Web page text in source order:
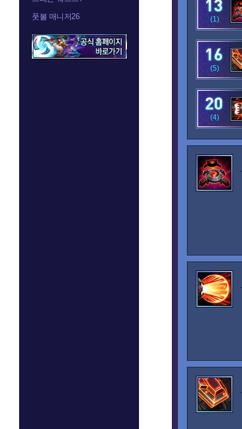
풋볼 매니저26
(1)
(5)
(4)